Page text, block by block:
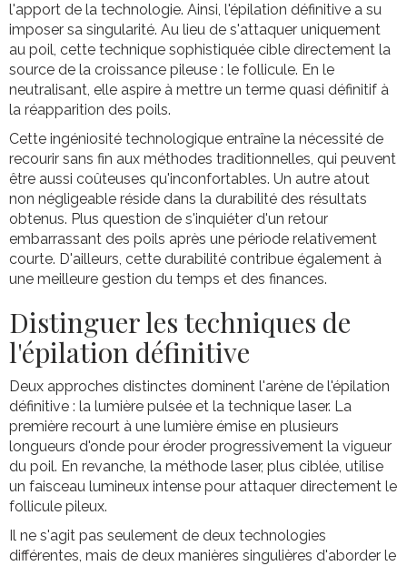
l'apport de la technologie. Ainsi, l'épilation définitive a su
imposer sa singularité. Au lieu de s'attaquer uniquement
au poil, cette technique sophistiquée cible directement la
source de la croissance pileuse : le follicule. En le
neutralisant, elle aspire à mettre un terme quasi définitif à
la réapparition des poils.
Cette ingéniosité technologique entraîne la nécessité de
recourir sans fin aux méthodes traditionnelles, qui peuvent
être aussi coûteuses qu'inconfortables. Un autre atout
non négligeable réside dans la durabilité des résultats
obtenus. Plus question de s'inquiéter d'un retour
embarrassant des poils après une période relativement
courte. D'ailleurs, cette durabilité contribue également à
une meilleure gestion du temps et des finances.
Distinguer les techniques de
l'épilation définitive
Deux approches distinctes dominent l'arène de l'épilation
définitive : la lumière pulsée et la technique laser. La
première recourt à une lumière émise en plusieurs
longueurs d'onde pour éroder progressivement la vigueur
du poil. En revanche, la méthode laser, plus ciblée, utilise
un faisceau lumineux intense pour attaquer directement le
follicule pileux.
Il ne s'agit pas seulement de deux technologies
différentes, mais de deux manières singulières d'aborder le